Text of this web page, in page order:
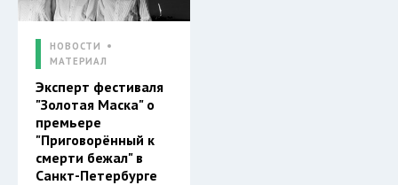
НОВОСТИ
МАТЕРИАЛ
Эксперт фестиваля
"Золотая Маска" о
премьере
"Приговорённый к
смерти бежал" в
Санкт-Петербурге